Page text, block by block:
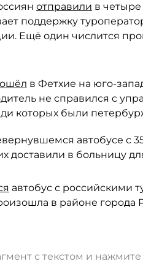
отправили в четыре
поддержку
Ещё один числится
в Фетхие на юго-
не справился с
которых были
автобусе с
доставили в больницу
автобус с российскими
в районе
с текстом и нажмите